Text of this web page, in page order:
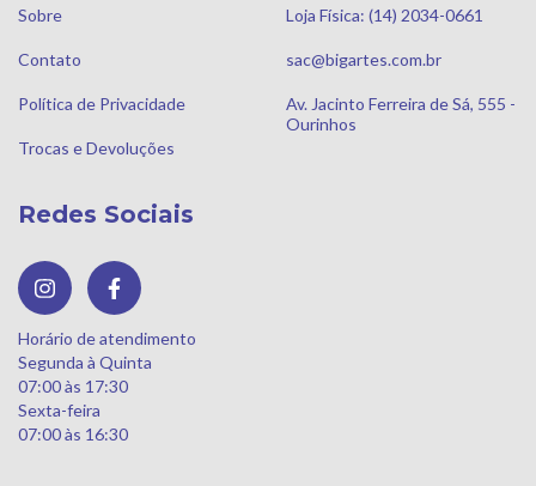
Sobre
Contato
Política de Privacidade
Trocas e Devoluções
Loja Física: (14) 2034-0661
sac@bigartes.com.br
Av. Jacinto Ferreira de Sá, 555 -
Ourinhos
Redes Sociais
Horário de atendimento
Segunda à Quinta
07:00 às 17:30
Sexta-feira
07:00 às 16:30